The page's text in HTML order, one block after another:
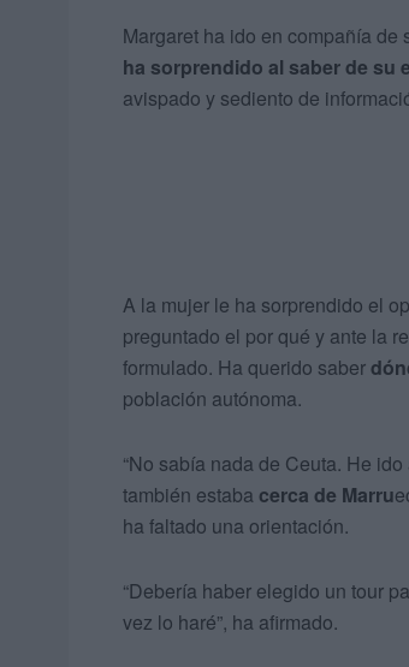
Margaret ha ido en compañía
ha sorprendido al saber de su
avispado y sediento de
A la mujer le ha sorprendido el
preguntado el por qué y ante la
formulado. Ha querido saber
población autónoma.
“No sabía nada de Ceuta. He
también estaba cerca de Marru
ha faltado una orientación.
“Debería haber elegido un tour
vez lo haré”, ha afirmado.